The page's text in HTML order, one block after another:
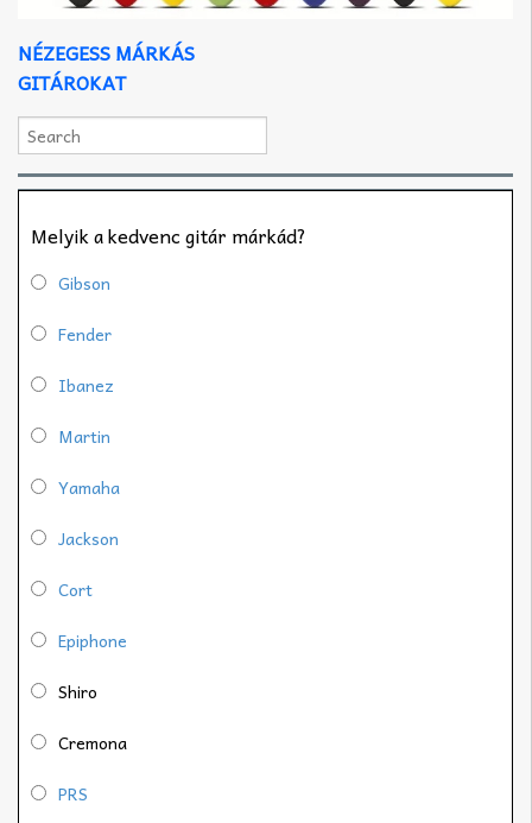
NÉZEGESS MÁRKÁS
GITÁROKAT
Melyik a kedvenc gitár márkád?
Gibson
Fender
Ibanez
Martin
Yamaha
Jackson
Cort
Epiphone
Shiro
Cremona
PRS